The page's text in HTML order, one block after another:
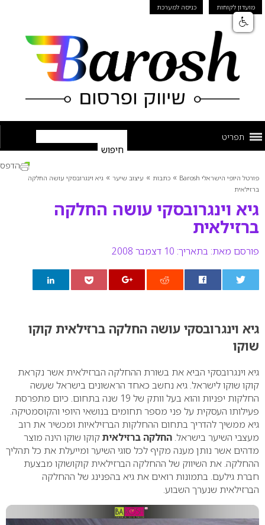
מועדון לקוחות כניסה למערכת
תפריט
פורטל היופי הישראלי Barosh » כתבות » עיצוב שיער » גיא וינגרובסקי עושה החלקה
ברזילאית
גיא וינגרובסקי עושה החלקה
ברזילאית
פורסם מאת: בתאריך: 10 דצמבר 2008
הדפס
גיא וינגרובסקי עושה החלקה ברזילאית קוקו
שוקו
גיא וינגרובסקי הביא את בשורת ההחלקה הברזילאית אשר נקראת
קוקו שוקו לישראל. גיא נחשב כאחד הראשונים בישראל שעשה
החלקות יפניות והוא בעל וותק של 19 שנה בתחום. כיום מתפרסת
פעילותו העסקית על פני מספר תחומים בנושאי היופי והקוסמטיקה.
גיא ממשיך להדריך בתחום ההחלקות הברזילאיות ומכשיר את רוב
מעצבי השיער בישראל. החלקה ברזילאיתקוקו שוקו הינה מוצר
מדהים אשר נותן מענה מקיף לכל סוגי השיער ומייעלת את כל תהליך
ההחלקה. את השיווק של ההחלקה הברזילאית קוקושוקו מבצעת
חברת גילעם. בתמונות רואים את גיא בהפנינג של ההחלקה
הברזילאית שנערך השבוע.